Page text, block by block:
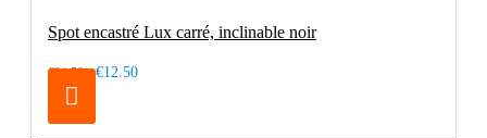
Spot encastré Lux carré, inclinable noir
€21.50 €12.50